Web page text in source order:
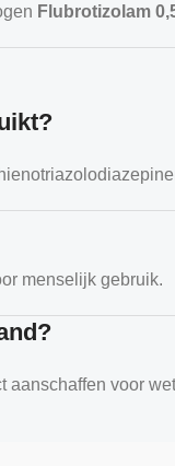
Flubrotizolam
menselijk gebruik.
aanschaffen voor